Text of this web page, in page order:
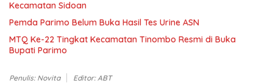
Kecamatan Sidoan
Pemda Parimo Belum Buka Hasil Tes Urine ASN
MTQ Ke-22 Tingkat Kecamatan Tinombo Resmi di Buka
Bupati Parimo
Penulis: Novita Editor: ABT